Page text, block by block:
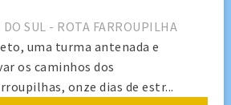
SUL - ROTA FARROUPILHA
uma turma antenada e
os caminhos dos
onze dias de estr...